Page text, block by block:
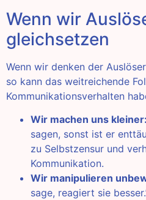
Wenn wir
gleichsetzen
Wenn wir denken der
so kann das weitreichende
Kommunikationsverhalten
Wir machen uns kleiner:
sagen, sonst ist er
zu Selbstzensur und
Kommunikation.
Wir manipulieren
sage, reagiert sie